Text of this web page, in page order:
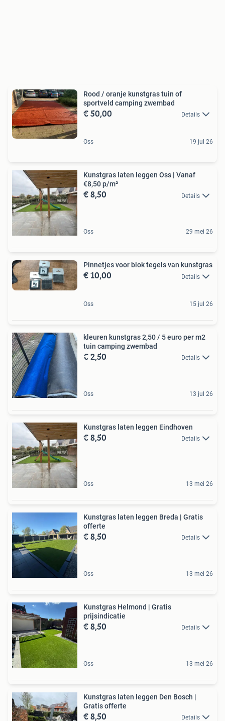
Rood / oranje kunstgras tuin of
sportveld camping zwembad
€ 50,00 Details
Oss 19 jul 26
Kunstgras laten leggen Oss | Vanaf
€8,50 p/m²
€ 8,50 Details
Oss 29 mei 26
Pinnetjes voor blok tegels van kunstgras
€ 10,00 Details
Oss 15 jul 26
kleuren kunstgras 2,50 / 5 euro per m2
tuin camping zwembad
€ 2,50 Details
Oss 13 jul 26
Kunstgras laten leggen Eindhoven
€ 8,50 Details
Oss 13 mei 26
Kunstgras laten leggen Breda | Gratis
offerte
€ 8,50 Details
Oss 13 mei 26
Kunstgras Helmond | Gratis
prijsindicatie
€ 8,50 Details
Oss 13 mei 26
Kunstgras laten leggen Den Bosch |
Gratis offerte
€ 8,50 Details